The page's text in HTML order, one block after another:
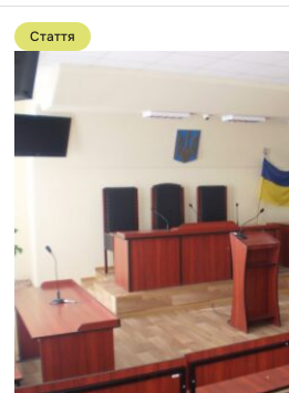
Перейти
до
публікації
ремонтів,
доплат,
поштових
суди
залишилися
без
фінансування
Стаття